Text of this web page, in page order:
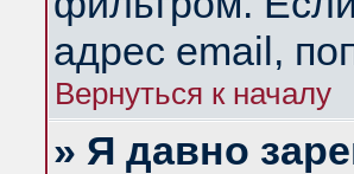
адрес email,
Вернуться к началу
» Я давно